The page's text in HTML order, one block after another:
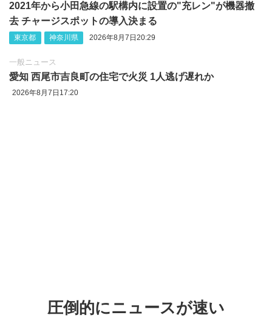
2021年から小田急線の駅構内に設置の"充レン"が機器撤
去 チャージスポットの導入決まる
東京都 神奈川県 2026年8月7日20:29
一般ニュース
愛知 西尾市吉良町の住宅で火災 1人逃げ遅れか
2026年8月7日17:20
圧倒的にニュースが速い